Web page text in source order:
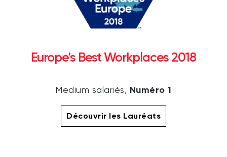
Europe's Best Workplaces 2018
Medium salariés, Numéro 1
Découvrir les Lauréats